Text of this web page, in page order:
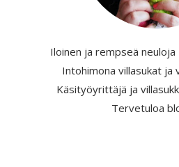
Iloinen ja rempseä
Intohimona villasukat ja
Käsityöyrittäjä ja
Tervetuloa